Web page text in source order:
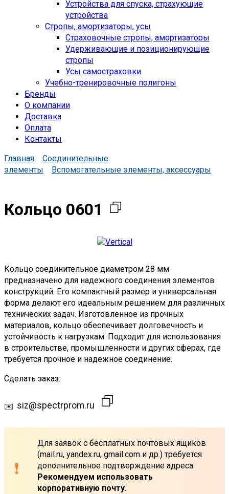
Устройства для спуска, cтрахующие
устройства
Стропы, амортизаторы, усы
Страховочные стропы, амортизаторы
Удерживающие и позиционирующие
стропы
Усы самостраховки
Учебно-тренировочные полигоны
Бренды
О компании
Доставка
Оплата
Контакты
Главная
Соединительные
элементы
Вспомогательные элементы, аксессуары
Кольцо 0601
Кольцо соединительное диаметром 28 мм
предназначено для надежного соединения элементов
конструкций. Его компактный размер и универсальная
форма делают его идеальным решением для различных
технических задач. Изготовленное из прочных
материалов, кольцо обеспечивает долговечность и
устойчивость к нагрузкам. Подходит для использования
в строительстве, промышленности и других сферах, где
требуется прочное и надежное соединение.
Сделать заказ:
siz@spectrprom.ru
Для заявок с бесплатных почтовых ящиков
(mail.ru, yandex.ru, gmail.com и др.) требуется
дополнительное подтверждение адреса.
Рекомендуем использовать
корпоративную почту.